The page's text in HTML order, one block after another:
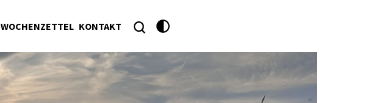
WOCHENZETTEL KONTAKT